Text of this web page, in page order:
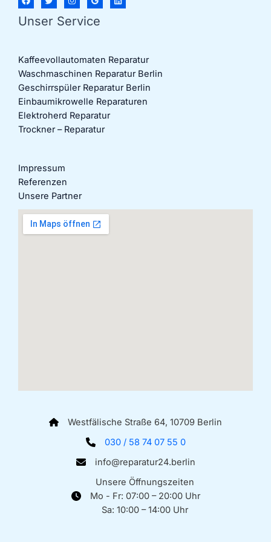
Unser Service
Kaffeevollautomaten Reparatur
Waschmaschinen Reparatur Berlin
Geschirrspüler Reparatur Berlin
Einbaumikrowelle Reparaturen
Elektroherd Reparatur
Trockner – Reparatur
Impressum
Referenzen
Unsere Partner
Westfälische Straße 64, 10709 Berlin
030 / 58 74 07 55 0
info@reparatur24.berlin
Unsere Öffnungszeiten
Mo - Fr: 07:00 – 20:00 Uhr
Sa: 10:00 – 14:00 Uhr